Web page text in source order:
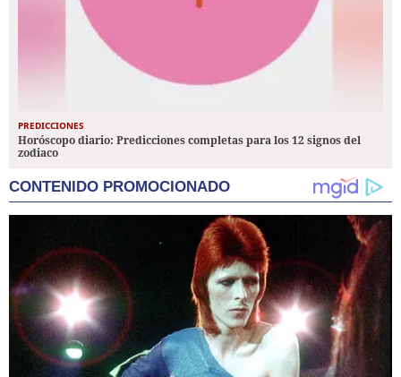
PREDICCIONES
Horóscopo diario: Predicciones completas para los 12 signos del
zodiaco
CONTENIDO PROMOCIONADO